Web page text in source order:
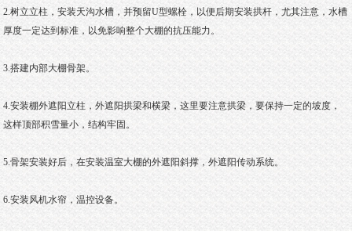
2.树立立柱，安装天沟水槽，并预留U型螺栓，以便后期安装拱杆，尤其注意，水槽
厚度一定达到标准，以免影响整个大棚的抗压能力。
3.搭建内部大棚骨架。
4.安装棚外遮阳立柱，外遮阳拱梁和横梁，这里要注意拱梁，要保持一定的坡度，
这样顶部积雪量小，结构牢固。
5.骨架安装好后，在安装温室大棚的外遮阳斜撑，外遮阳传动系统。
6.安装风机水帘，温控设备。